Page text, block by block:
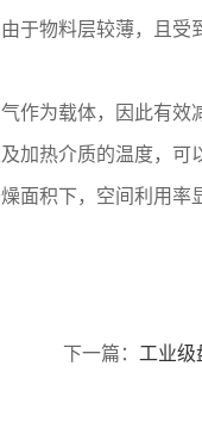
于物料层较薄，且
作为载体，因此有
加热介质的温度，
面积下，空间利用
下一篇： 工业级